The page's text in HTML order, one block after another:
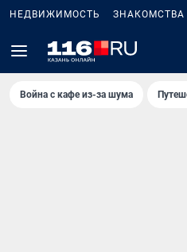
НЕДВИЖИМОСТЬ ЗНАКОМСТВА
Война с кафе из-за шума